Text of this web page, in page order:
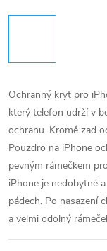
Ochranný kryt pro
který telefon udrží v
ochranu. Kromě zad
Pouzdro na iPhone
pevným rámečkem
iPhone je nedobytné
pádech. Po nasazení
a velmi odolný